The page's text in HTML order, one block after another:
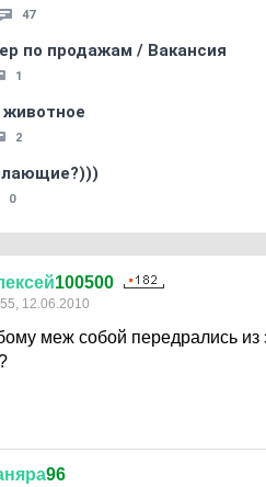
47
по продажам / Вакансия
1
животное
2
0
100500
12.06.2010
меж собой передрались из
96